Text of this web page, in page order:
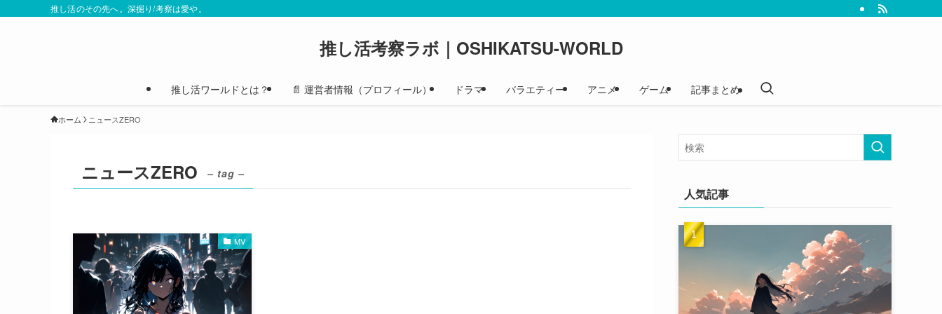
推し活のその先へ。深掘り/考察は愛や。
推し活考察ラボ｜OSHIKATSU-WORLD
推し活ワールドとは？ 📄 運営者情報（プロフィール） ドラマ バラエティー アニメ ゲーム 記事まとめ
ホーム ニュースZERO
ニュースZERO – tag –
MV
人気記事